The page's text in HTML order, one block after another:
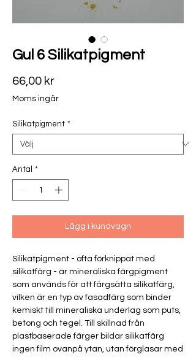
Gul 6 Silikatpigment
66,00 krPris
Moms ingår
Silikatpigment *
Antal *
Lägg i kundvagn
Silikatpigment - ofta förknippat med
silikatfärg - är mineraliska färgpigment
som används för att färgsätta silikatfärg,
vilken är en typ av fasadfärg som binder
kemiskt till mineraliska underlag som puts,
betong och tegel. Till skillnad från
plastbaserade färger bildar silikatfärg
ingen film ovanpå ytan, utan förglasar med